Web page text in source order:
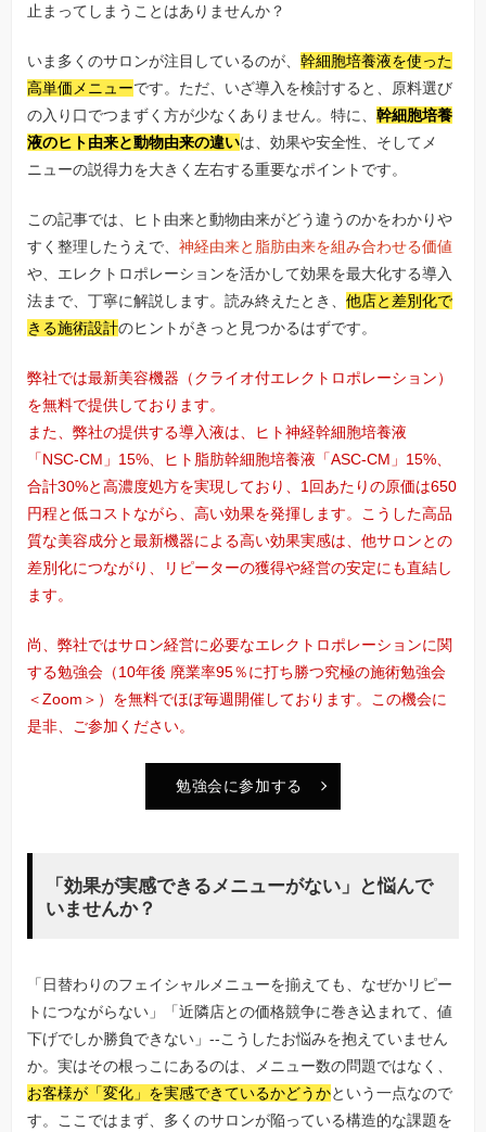
止まってしまうことはありませんか？
いま多くのサロンが注目しているのが、幹細胞培養液を使った
高単価メニューです。ただ、いざ導入を検討すると、原料選び
の入り口でつまずく方が少なくありません。特に、幹細胞培養
液のヒト由来と動物由来の違いは、効果や安全性、そしてメ
ニューの説得力を大きく左右する重要なポイントです。
この記事では、ヒト由来と動物由来がどう違うのかをわかりや
すく整理したうえで、神経由来と脂肪由来を組み合わせる価値
や、エレクトロポレーションを活かして効果を最大化する導入
法まで、丁寧に解説します。読み終えたとき、他店と差別化で
きる施術設計のヒントがきっと見つかるはずです。
弊社では最新美容機器（クライオ付エレクトロポレーション）
を無料で提供しております。
また、弊社の提供する導入液は、ヒト神経幹細胞培養液
「NSC-CM」15%、ヒト脂肪幹細胞培養液「ASC-CM」15%、
合計30%と高濃度処方を実現しており、1回あたりの原価は650
円程と低コストながら、高い効果を発揮します。こうした高品
質な美容成分と最新機器による高い効果実感は、他サロンとの
差別化につながり、リピーターの獲得や経営の安定にも直結し
ます。
尚、弊社ではサロン経営に必要なエレクトロポレーションに関
する勉強会（10年後 廃業率95％に打ち勝つ究極の施術勉強会
＜Zoom＞）を無料でほぼ毎週開催しております。この機会に
是非、ご参加ください。
勉強会に参加する
「効果が実感できるメニューがない」と悩んで
いませんか？
「日替わりのフェイシャルメニューを揃えても、なぜかリピー
トにつながらない」「近隣店との価格競争に巻き込まれて、値
下げでしか勝負できない」--こうしたお悩みを抱えていません
か。実はその根っこにあるのは、メニュー数の問題ではなく、
お客様が「変化」を実感できているかどうかという一点なので
す。ここではまず、多くのサロンが陥っている構造的な課題を